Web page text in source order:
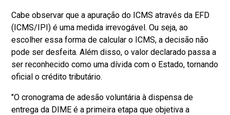
Cabe observar que a apuração do ICMS através da EFD
(ICMS/IPI) é uma medida irrevogável. Ou seja, ao
escolher essa forma de calcular o ICMS, a decisão não
pode ser desfeita. Além disso, o valor declarado passa a
ser reconhecido como uma dívida com o Estado, tornando
oficial o crédito tributário.
"O cronograma de adesão voluntária à dispensa de
entrega da DIME é a primeira etapa que objetiva a